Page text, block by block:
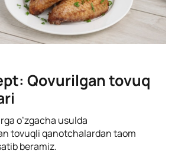
Qovurilgan tovuq
o’zgacha usulda
tovuqli qanotchalardan taom
beramiz.